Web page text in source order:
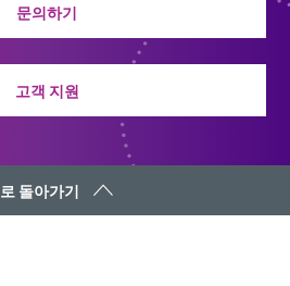
문의하기
고객 지원
돌아가기